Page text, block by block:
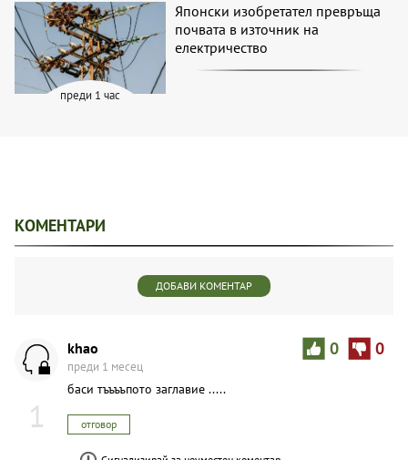
преди 1 час
Японски изобретател превръща
почвата в източник на
електричество
КОМЕНТАРИ
ДОБАВИ КОМЕНТАР
1
0 0
khao
преди 1 месец
баси тъъъъпото заглавие .....
отговор